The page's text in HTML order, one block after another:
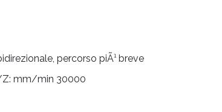
percorso piÃ¹ breve
mm/min 30000